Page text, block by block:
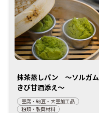
抹茶蒸しパン ～ソルガム
きび甘酒添え～
豆腐・納豆・大豆加工品
粉類・製菓材料